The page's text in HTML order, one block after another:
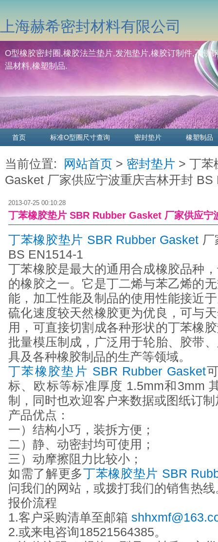
上海赫希密封材料有限公司
O型橡胶密封圈,橡胶法兰垫片,发泡垫片,橡胶订制件,不锈
温材料,橡塑制品.
首页 标准O型圈尺寸查询 密封垫片 橡塑制品
当前位置: 网站首页 > 密封垫片 > 丁苯
Gasket 厂家供应宁波重庆吉林开封 BS
2013-07-25 00:10:28
丁苯橡胶垫片 SBR Rubber Gasket 厂家供应宁
丁苯橡胶垫片 SBR Rubber Gasket
BS EN1514-1
丁苯橡胶是最大的通用合成橡胶品种
的橡胶之一。它是丁二烯与苯乙烯的
能，加工性能及制品的使用性能接近
硫化速度较天然橡胶更为优良，可与
用，可直接切割成各种形状的丁苯橡
批量模压制成，广泛用于轮胎、胶带
具及各种橡胶制品的生产等领域。
丁苯橡胶垫片 SBR Rubber Gasket
标、欧标等标准厚度 1.5mm和3mm
制，同时也欢迎客户来数据或图纸订
产品优点：
一）结构小巧，装拆方便；
二）静、动密封均可使用；
三）动摩擦阻力比较小；
如需了解更多丁苯橡胶垫片 SBR
问我们的网站，或拨打我们的销售热线
报价流程
1.客户采购清单至邮箱
2.或来电咨询18521564385。